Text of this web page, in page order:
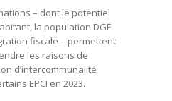
– dont le potentiel
la population DGF
fiscale – permettent
les raisons de
d’intercommunalité
EPCI en 2023.